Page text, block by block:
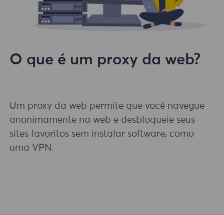
O que é um proxy da web?
Um proxy da web permite que você navegue
anonimamente na web e desbloqueie seus
sites favoritos sem instalar software, como
uma VPN.